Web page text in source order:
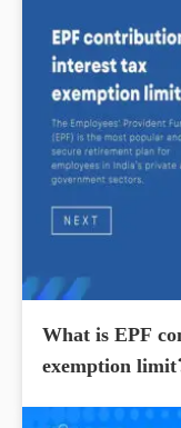
What is EPF
exemption